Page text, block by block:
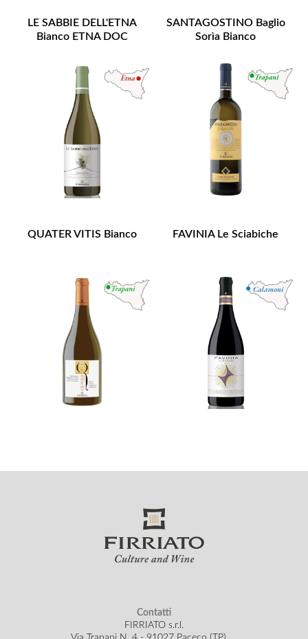
LE SABBIE DELL'ETNA
Bianco ETNA DOC
SANTAGOSTINO Baglio
Sorìa Bianco
QUATER VITIS Bianco FAVINIA Le Sciabiche
Contatti
FIRRIATO s.r.l.